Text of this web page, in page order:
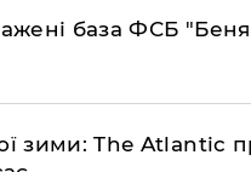
база ФСБ
зими: The Atlantic